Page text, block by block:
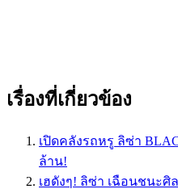
เรื่องที่เกี่ยวข้อง
เปิดคลังรถหรู ลิซ่า
ล้าน!
เฮดังๆ! ลิซ่า เฉือนชนะศิ